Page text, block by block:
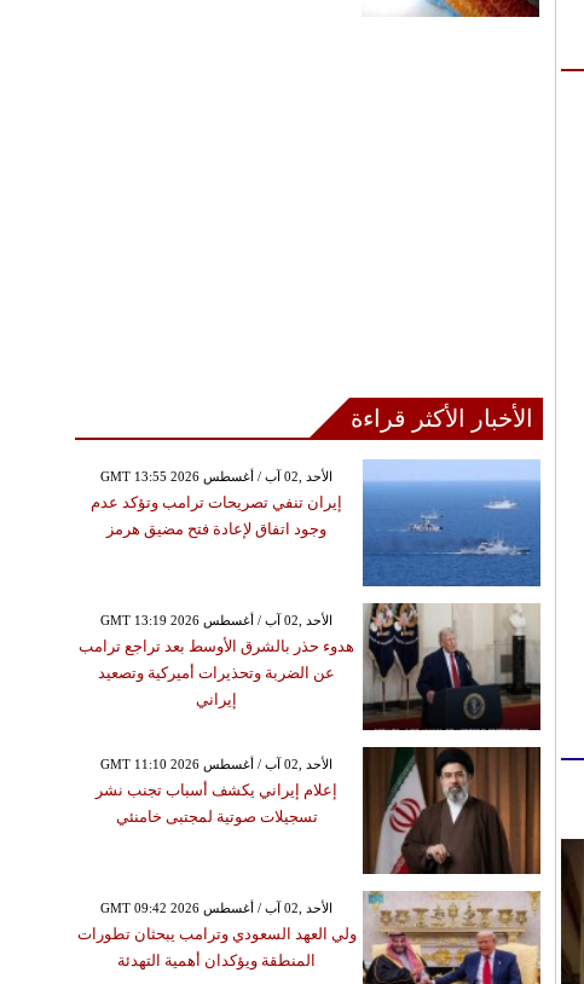
الأخبار الأكثر قراءة
GMT 13:55 2026 الأحد ,02 آب / أغسطس
إيران تنفي تصريحات ترامب وتؤكد عدم
وجود اتفاق لإعادة فتح مضيق هرمز
GMT 13:19 2026 الأحد ,02 آب / أغسطس
هدوء حذر بالشرق الأوسط بعد تراجع ترامب
عن الضربة وتحذيرات أميركية وتصعيد
إيراني
GMT 11:10 2026 الأحد ,02 آب / أغسطس
إعلام إيراني يكشف أسباب تجنب نشر
تسجيلات صوتية لمجتبى خامنئي
GMT 09:42 2026 الأحد ,02 آب / أغسطس
ولي العهد السعودي وترامب يبحثان تطورات
المنطقة ويؤكدان أهمية التهدئة